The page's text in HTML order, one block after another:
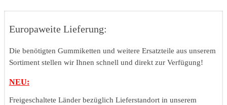
Europaweite Lieferung:
Die benötigten Gummiketten und weitere Ersatzteile aus unserem
Sortiment stellen wir Ihnen schnell und direkt zur Verfügung!
NEU:
Freigeschaltete Länder bezüglich Lieferstandort in unserem